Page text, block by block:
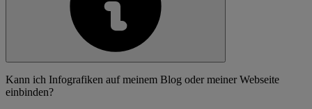
Kann ich Infografiken auf meinem Blog oder meiner Webseite
einbinden?